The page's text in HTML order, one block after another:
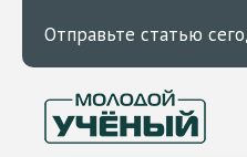
Отправьте статью